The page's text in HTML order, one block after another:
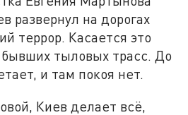
развернул на дорогах
террор. Касается это
тыловых трасс. До
и там покоя нет.
Киев делает всё,